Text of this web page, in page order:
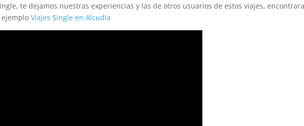
te dejamos nuestras experiencias y las de otros usuarios de estos viajes,
ejemploViajes Single en Alcudia